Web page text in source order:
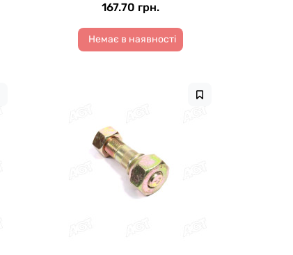
167.70 грн.
Немає в наявності